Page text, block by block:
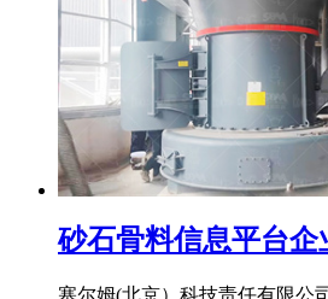
砂石骨料信息平台企
塞尔姆(北京）科技责任有限公